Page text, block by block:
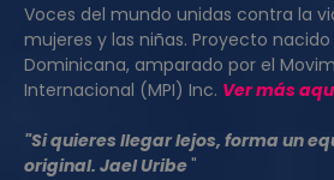
Voces del mundo unidas contra la
mujeres y las niñas. Proyecto
Dominicana, amparado por el
Internacional (MPI) Inc. Ver más
"Si quieres llegar lejos, forma un
original. Jael Uribe"